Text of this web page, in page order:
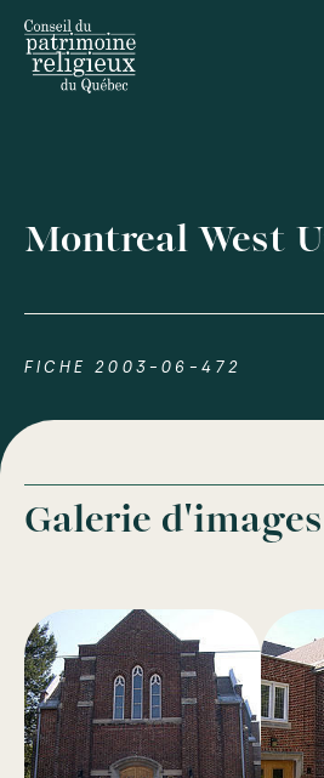
Montreal West
FICHE 2003-06-472
Galerie d'images